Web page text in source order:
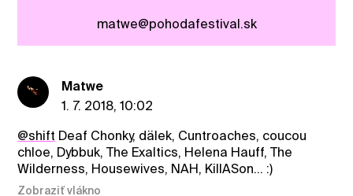
matwe@pohodafestival.sk
Matwe
1. 7. 2018, 10:02
@shift Deaf Chonky, dälek, Cuntroaches, coucou
chloe, Dybbuk, The Exaltics, Helena Hauff, The
Wilderness, Housewives, NAH, KillASon... :)
Zobraziť vlákno